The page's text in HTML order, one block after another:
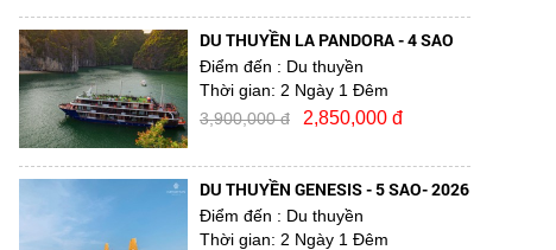
DU THUYỀN LA PANDORA - 4 SAO
Điểm đến : Du thuyền
Thời gian: 2 Ngày 1 Đêm
3,900,000 đ
2,850,000 đ
DU THUYỀN GENESIS - 5 SAO- 2026
Điểm đến : Du thuyền
Thời gian: 2 Ngày 1 Đêm